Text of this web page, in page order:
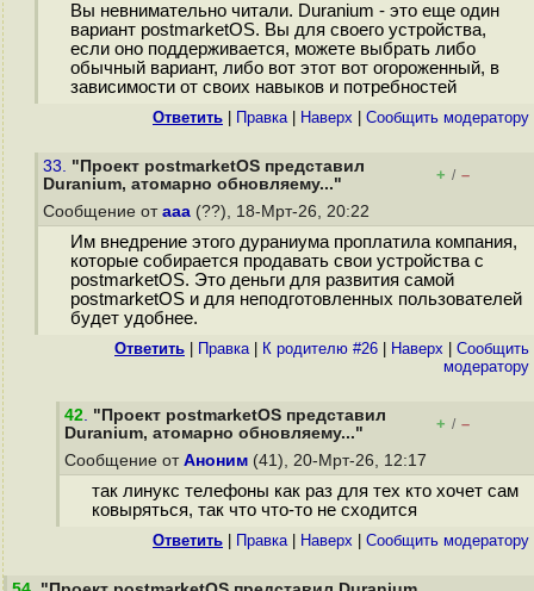
Вы невнимательно читали. Duranium - это еще один
вариант postmarketOS. Вы для своего устройства,
если оно поддерживается, можете выбрать либо
обычный вариант, либо вот этот вот огороженный, в
зависимости от своих навыков и потребностей
Ответить Правка| Наверх Cообщить модератору
33. "Проект postmarketOS представил
Duranium, атомарно обновляему..."
+ / –
Сообщение от aaa (??), 18-Мрт-26, 20:22
Им внедрение этого дураниума проплатила компания,
которые собирается продавать свои устройства с
postmarketOS. Это деньги для развития самой
postmarketOS и для неподготовленных пользователей
будет удобнее.
Ответить Правка| К родителю #26 Наверх
Cообщить
модератору
42. "Проект postmarketOS представил
Duranium, атомарно обновляему..."
+ / –
Сообщение от Аноним (41), 20-Мрт-26, 12:17
так линукс телефоны как раз для тех кто хочет сам
ковыряться, так что что-то не сходится
Ответить Правка| Наверх Cообщить модератору